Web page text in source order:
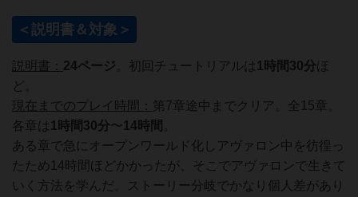
＜説明書＆対象＞
説明書： 24ページ 。初回チュートリアルは 1時間30分ほ
ど。
現在までのプレイ時間： 第7章途中までクリア。全15章。
各章は 1時間30分〜14時間
ある章で急にオープンワールド化しアヴァロン中を彷徨っ
たため14時間ほどかかったが、そこでアヴァロンで生きて
いく方法を学んだ。ストーリー分岐でかなり個人差があり